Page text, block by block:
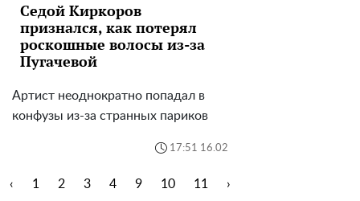
Седой Киркоров
признался, как потерял
роскошные волосы из-за
Пугачевой
Артист неоднократно попадал в
конфузы из-за странных париков
17:51 16.02
‹ 1 2 3 4 9 10 11 ›